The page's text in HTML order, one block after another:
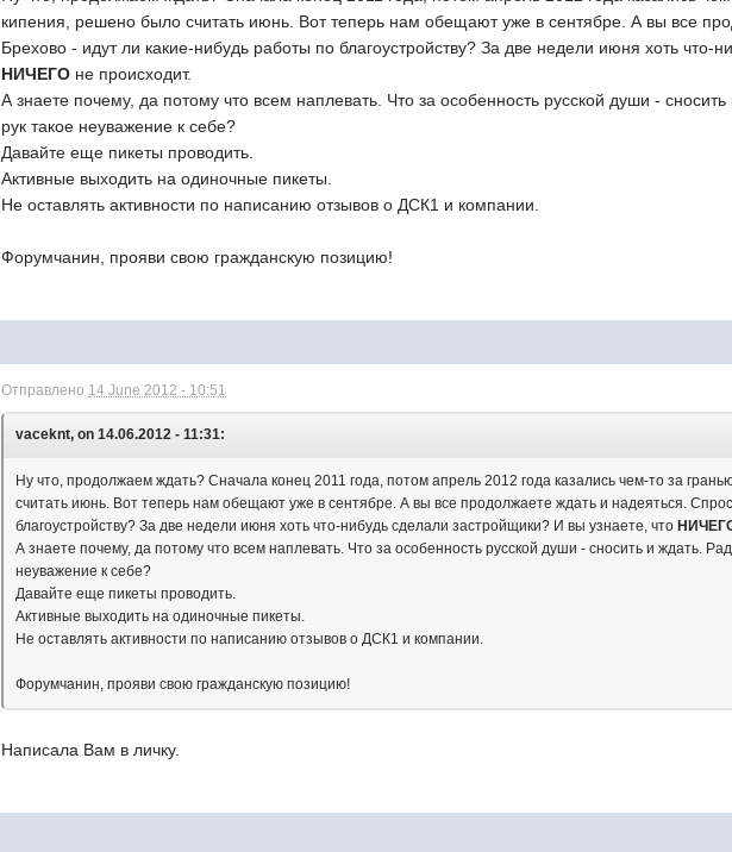
кипения, решено было считать июнь. Вот теперь нам обещают уже в сентябре. А вы все
Брехово - идут ли какие-нибудь работы по благоустройству? За две недели июня хоть что-
НИЧЕГО не происходит.
А знаете почему, да потому что всем наплевать. Что за особенность русской души -
рук такое неуважение к себе?
Давайте еще пикеты проводить.
Активные выходить на одиночные пикеты.
Не оставлять активности по написанию отзывов о ДСК1 и компании.
Форумчанин, прояви свою гражданскую позицию!
Отправлено 14 June 2012 - 10:51
vaceknt, on 14.06.2012 - 11:31:
Ну что, продолжаем ждать? Сначала конец 2011 года, потом апрель 2012 года казались чем-то за
считать июнь. Вот теперь нам обещают уже в сентябре. А вы все продолжаете ждать и надеяться.
благоустройству? За две недели июня хоть что-нибудь сделали застройщики? И вы узнаете, что
А знаете почему, да потому что всем наплевать. Что за особенность русской души - сносить и ждать.
неуважение к себе?
Давайте еще пикеты проводить.
Активные выходить на одиночные пикеты.
Не оставлять активности по написанию отзывов о ДСК1 и компании.
Форумчанин, прояви свою гражданскую позицию!
Написала Вам в личку.